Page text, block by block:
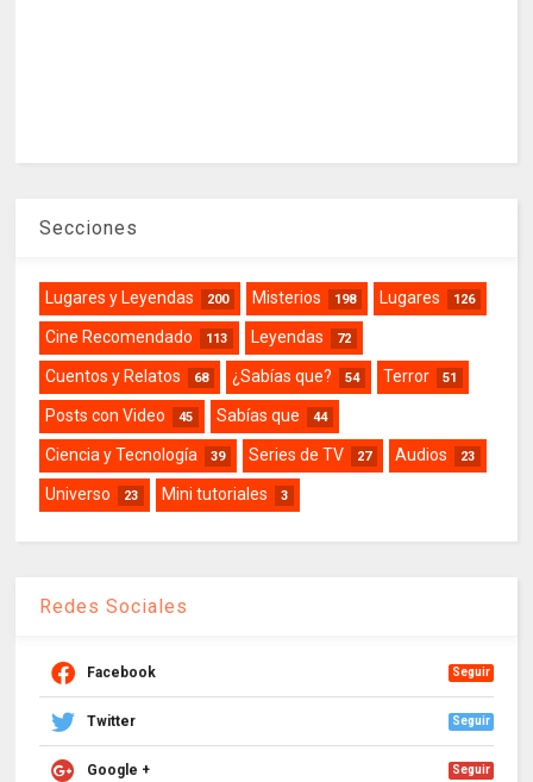
Secciones
Lugares y Leyendas 200 Misterios 198 Lugares 126
Cine Recomendado 113 Leyendas 72
Cuentos y Relatos 68 ¿Sabías que? 54 Terror 51
Posts con Video 45 Sabías que 44
Ciencia y Tecnología 39 Series de TV 27 Audios 23
Universo 23 Mini tutoriales 3
Redes Sociales
Facebook Seguir
Twitter Seguir
Google + Seguir